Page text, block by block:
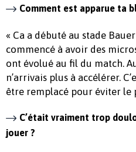
Comment est apparue ta
« Ca a débuté au stade
commencé à avoir des
ont évolué au fil du match.
n’arrivais plus à accélérer.
être remplacé pour éviter le
C’était vraiment trop
jouer ?